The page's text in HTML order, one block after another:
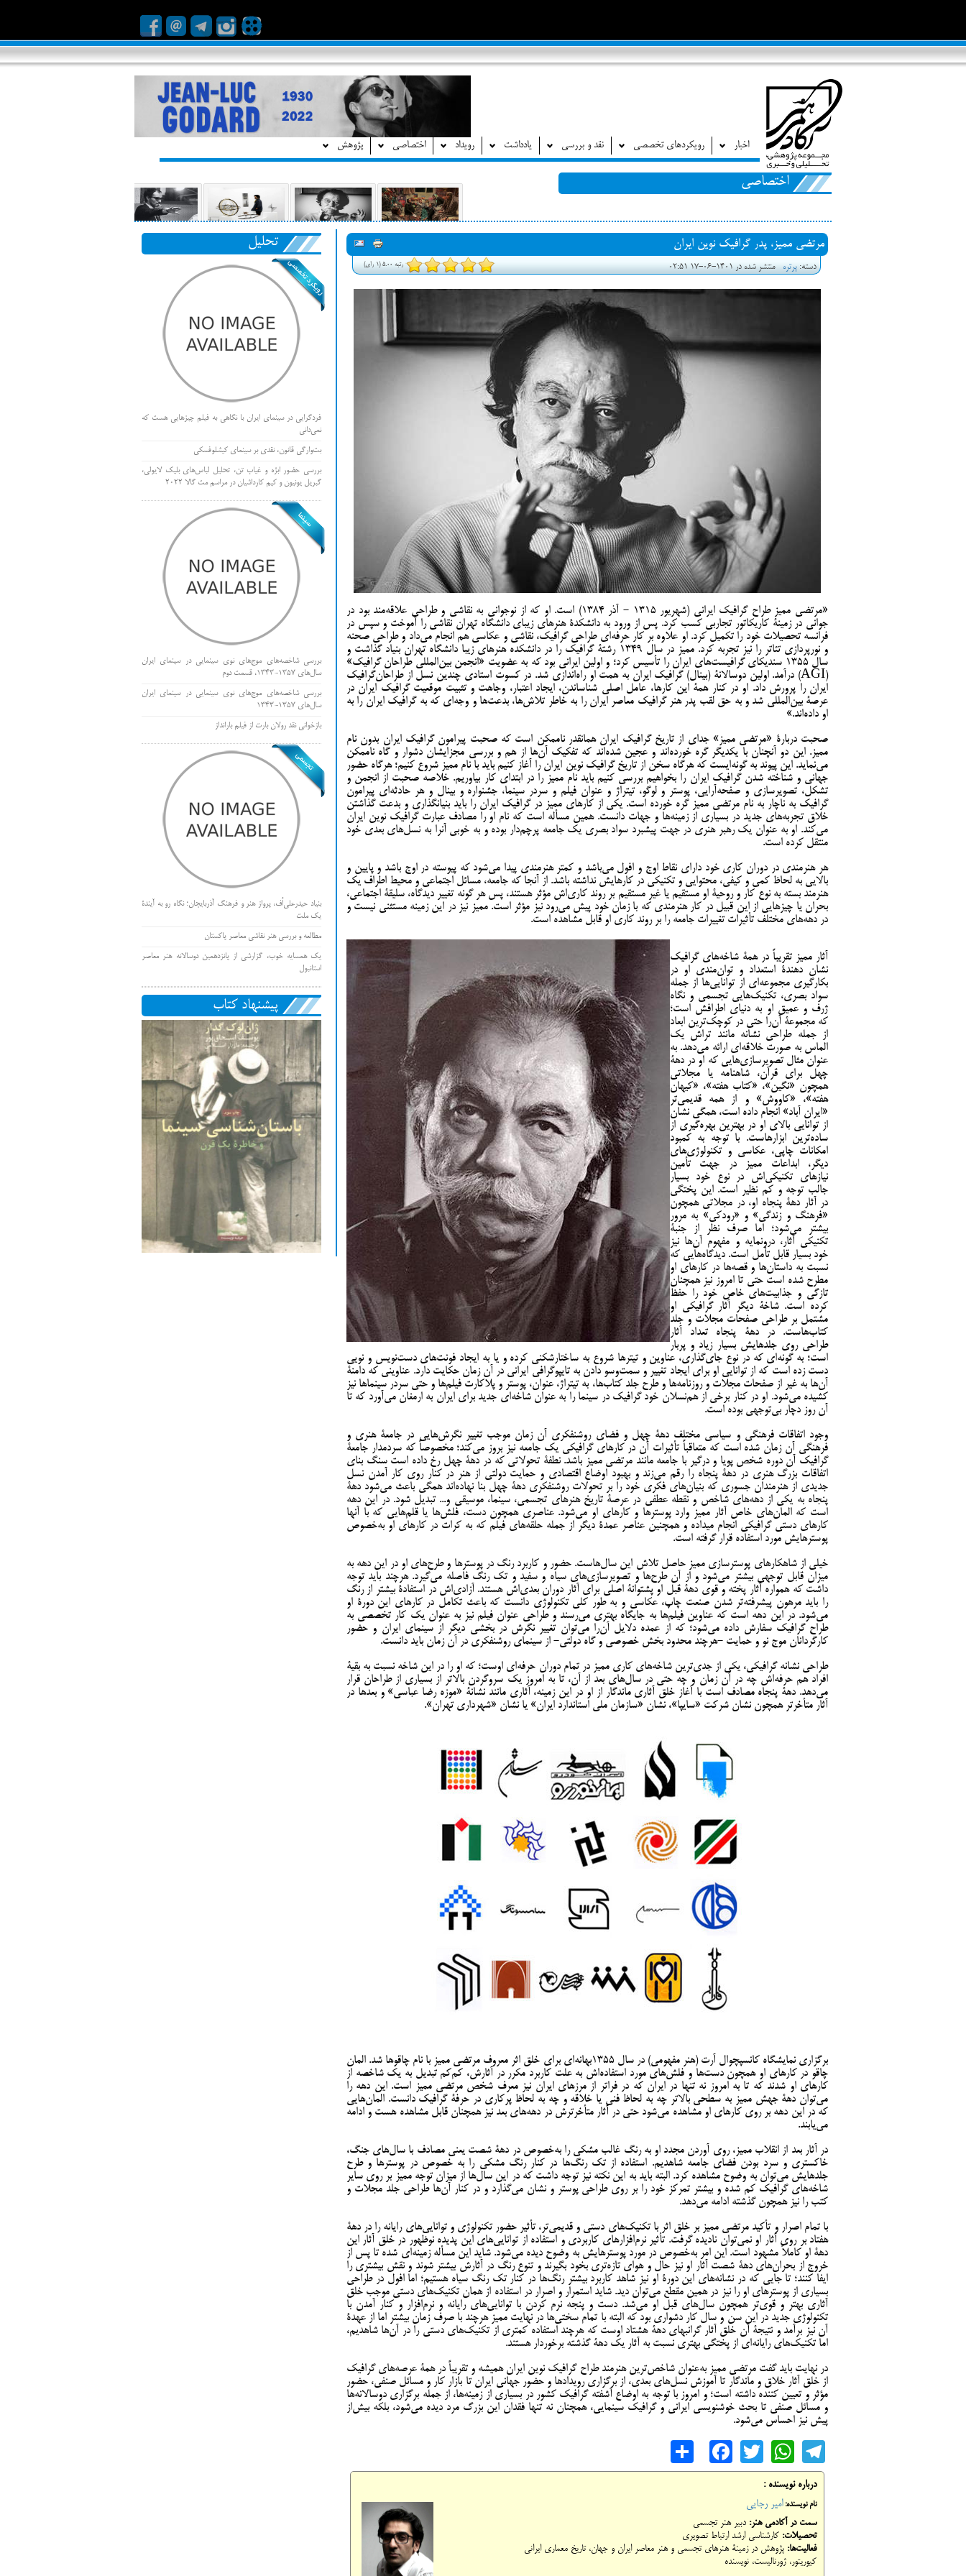
اخبار رویکردهای تخصصی نقد و بررسی یادداشت رویداد اختصاصی پژوهش
اختصاصی
مرتضی ممیز، پدر گرافیک نوین ایران
رتبه 5.00 (1 رای) دسته:پرتره منتشر شده در 1401-06-17 02:51
«مرتضی ممیز طراح گرافیک ایرانی (شهریور 1315 - آذر 1384) است. او که از نوجوانی به نقاشی و طراحی علاقه‌مند بود در
جوانی در زمینۀ کاریکاتور تجاربی کسب کرد. پس از ورود به دانشکدۀ هنرهای زیبای دانشگاه تهران نقاشی را آموخت و سپس در
فرانسه تحصیلات خود را تکمیل کرد. او علاوه بر کار حرفه‌ای طراحی گرافیک، نقاشی و عکاسی هم انجام می‌داد و طراحی صحنه
و نورپردازی تئاتر را نیز تجربه کرد. ممیز در سال ۱۳۴۹ رشتۀ گرافیک را در دانشکده هنرهای زیبا دانشگاه تهران بنیاد گذاشت و
سال 1355 سندیکای گرافیست‌های ایران را تأسیس کرد؛ و اولین ایرانی بود که به عضویت «انجمن بین‌المللی طراحان گرافیک»
(AGI) درآمد. اولین دوسالانۀ (بینال) گرافیک ایران به همت او راه‌اندازی شد. در کسوت استادی چندین نسل از طراحان‌گرافیک‌
ایران را پرورش داد. او در کنار همۀ این کارها، عامل اصلی شناساندن، ایجاد اعتبار، وجاهت و تثبیت موقعیت گرافیک ایران در
عرصۀ بین‌المللی شد و به حق لقب پدر هنر گرافیک معاصر ایران را به خاطر تلاش‌ها، بدعت‌ها و وجه‌ای که به گرافیک ایران را به
او داده‌اند.»
صحبت دربارۀ «مرتضی مميز» جدای از تاریخ گرافیک ایران همانقدر ناممکن است که صحبت پيرامون گرافيک ايران بدون نام
ممیز. اين دو آنچنان با يکديگر گره خورده‌اند و عجين شده‌اند که تفکيک آن‌ها از هم و بررسی مجزایشان دشوار و گاه ناممکن
می‌نماید. این پیوند به گونه‌ایست که هرگاه سخن از تاريخ گرافيک نوین ايران را آغاز کنيم بايد با نام مميز شروع کنيم؛ هرگاه حضور
جهانی و شناخته شدن گرافيک ايران را بخواهيم بررسی کنيم بايد نام مميز را در ابتدای کار بياوريم. خلاصه صحبت از انجمن و
تشکل، تصويرسازی و صفحه‌آرايی، پوستر و لوگو، تيتراژ و عنوان فيلم و سردر سینما، جشنواره و بينال و هر حادثه‌ای پيرامون
گرافيک به ناچار به نام مرتضی مميز گره خورده است. يکی از کارهای مميز در گرافيک ايران را بايد بنيانگذاری و بدعت گذاشتن
خلاق تجربه‌های جديد در بسياری از زمينه‌ها و جهات دانست. همين مسأله است که نام او را مصادف عبارت گرافيک نوين ايران
مي‌کند. او به عنوان يک رهبر هنری در جهت پيشبرد سواد بصری يک جامعه پرچم‌دار بوده و به خوبی آنرا به نسل‌های بعدی خود
منتقل کرده است.
هر هنرمندی در دوران کاری خود دارای نقاط اوج و افول می‌باشد و کمتر هنرمندی پيدا می‌شود که پيوسته در اوج باشد و پايين و
بالايی به لحاظ کمی و کيفی، محتوايی و تکنيکی در کارهايش نداشته باشد. از آنجا که جامعه، مسائل اجتماعی و محيط اطراف يک
هنرمند بسته به نوع کار و روحيۀ او مستقيم يا غير مستقيم بر روند کاری‌اش مؤثر هستند، پس هر گونه تغيير ديدگاه، سليقۀ اجتماعی،
بحران يا چيزهايی از اين قبيل در کار هنرمندی که با زمان خود پيش مي‌رود نیز مؤثر است. ممیز نیز در این زمینه مستثنی نیست و
در دهه‌های مختلف تأثیرات تغییرات جامعه را بر روند کاری او قابل مشاهده است.
آثار مميز تقریباً در همۀ شاخه‌های گرافيک
نشان دهندۀ استعداد و توان‌مندی او در
بکارگيری مجموعه‌ای از توانایی‌ها از جمله
سواد بصری، تکنيک‌هايی تجسمی و نگاه
ژرف و عمیق او به دنیای اطرافش است؛
که مجموعۀ آن‌را حتی در کوچک‌ترین ابعاد
از جمله طراحی نشانه مانند تراش یک
الماس به صورت خلاقه‌ای ارائه می‌دهد. به
عنوان مثال تصويرسازی‌هايی که او در دهۀ
چهل برای قرآن، شاهنامه يا مجلاتی
همچون «نگين»، «کتاب هفته»، «کيهان
هفته»، «کاووش» و از همه قديمي‌تر
«ايران آباد» انجام داده است، همگی نشان
از توانايی بالای او در بهترین بهره‌گيری از
ساده‌ترين ابزارهاست. با توجه به کمبود
امکانات چاپی، عکاسی و تکنولوژی‌های
ديگر، ابداعات مميز در جهت تأمين
نيازهای تکنيکی‌اش در نوع خود بسيار
جالب توجه و کم‌ نظير است. اين پختگی
در آثار دهۀ پنجاه او، در مجلاتی همچون
«فرهنگ و زندگی» و «رودکی» به مرور
بيشتر می‌شود؛ اما صرف نظر از جنبۀ
تکنيکی آثار، درونمايه و مفهوم آن‌ها نيز
خود بسيار قابل تأمل است. ديدگاه‌هايی که
نسبت به داستان‌ها و قصه‌ها در کارهای او
مطرح شده است حتی تا امروز نیز همچنان
تازگی و جذابيت‌های خاص خود را حفظ
کرده است. شاخۀ ديگر آثار گرافيکی او
مشتمل بر طراحی صفحات مجلات و جلد
کتاب‌هاست. در دهۀ پنجاه تعداد آثار
طراحی روی جلدهايش بسیار زیاد و پربار
است؛ به گونه‌ای که در نوع جاي‌گذاری، عناوين و تيترها شروع به ساختارشکنی کرده و يا به ايجاد فونت‌های دست‌نویس و نويی
دست زده است که از توانايی او برای ايجاد تغییر و سمت‌وسو دادن به تايپوگرافی ايرانی در آن زمان حکایت دارد. عناوينی که دامنۀ
آن‌ها به غير از صفحات مجلات و روزنامه‌ها و طرح جلد کتاب‌ها، به تيتراژ، عنوان، پوستر و پلاکارت فيلم‌ها و حتی سردر سينماها نيز
کشيده می‌شود. او در کنار برخی از هم‌نسلان خود گرافيک در سينما را به عنوان شاخه‌ای جديد برای ايران به ارمغان مي‌آورد که تا
آن روز دچار بی‌توجهی بوده است.
وجود اتفاقات فرهنگی و سياسی مختلف دهۀ چهل و فضای روشنفکری آن زمان موجب تغيير نگرش‌هايی در جامعۀ هنری و
فرهنگی آن زمان شده است که متعاقباً تأثيرات آن در کارهای گرافيکی يک جامعه نيز بروز مي‌کند؛ مخصوصاً که سردمدار جامعۀ
گرافيک آن دوره شخص پويا و درگير با جامعه مانند مرتضی مميز باشد. نطفۀ تحولاتی که در دهۀ چهل رخ داده است سنگ بنای
اتفاقات بزرگ هنری در دهۀ پنجاه را رقم می‌زند و بهبود اوضاع اقتصادی و حمایت دولتی از هنر در کنار روی کار آمدن نسل
جدیدی از هنرمندان جسوری که بنیان‌های فکری خود را بر تحولات روشنفکری دهۀ چهل بنا نهاده‌اند همگی باعث می‌شود دهۀ
پنجاه به یکی از دهه‌های شاخص و نقطه عطفی در عرصۀ تاریخ هنرهای تجسمی، سینما، موسیقی و... تبدیل شود. در اين دهه
است که المان‌های خاص آثار مميز وارد پوسترها و کارهای او می‌شود. عناصری همچون دست، فلش‌ها یا قلم‌هايی که با آنها
کارهای دستی گرافيکی انجام ميداده و همچنين عناصر عمدۀ ديگر از جمله حلقه‌های فيلم که به کرات در کارهای او به‌خصوص
پوسترهایش مورد استفاده قرار گرفته است.
خيلی از شاهکارهای پوسترسازی مميز حاصل تلاش اين سال‌هاست. حضور و کاربرد رنگ در پوسترها و طرح‌های او در اين دهه به
ميزان قابل توجهی بيشتر مي‌شود و از آن طرح‌ها و تصويرسازی‌های سياه و سفيد و تک رنگ فاصله مي‌گيرد. هرچند باید توجه
داشت که همواره آثار پخته و قوی دهۀ قبل او پشتوانۀ اصلی برای آثار دوران بعدی‌اش هستند. آزادی‌اش در استفادۀ بيشتر از رنگ
را بايد مرهون پيشرفته‌تر شدن صنعت چاپ، عکاسی و به طور کلی تکنولوژی دانست که باعث تکامل در کارهای اين دورۀ او
می‌شود. در اين دهه است که عناوين فيلم‌ها به جايگاه بهتری می‌رسند و طراحی عنوان فيلم نيز به عنوان يک کار تخصصی به
طراح گرافیک سفارش داده می‌شود؛ که از عمده دلايل آن‌را می‌توان تغيير نگرش در بخشی دیگر از سينمای ايران و حضور
کارگردانان موج نو و حمایت -هرچند محدود بخش خصوصی و گاه دولتی- از سینمای روشنفکری در آن زمان باید دانست.
طراحی نشانه گرافیکی، يکی از جدی‌ترين شاخه‌های کاری مميز در تمام دوران حرفه‌ای اوست؛ که او را در اين شاخه نسبت به بقيۀ
افراد هم حرفه‌اش چه در آن زمان و چه حتی در سال‌های بعد از آن، تا به امروز يک سروگردن بالاتر از بسیاری از طراحان قرار
مي‌دهد. دهۀ پنجاه مصادف است با آغاز خلق آثاری ماندگار از او در اين زمينه، آثاری مانند نشانۀ «موزه رضا عباسی» و بعدها در
آثار متأخرتر همچون نشان شرکت «سایپا»، نشان «سازمان ملی استاندارد ایران» یا نشان «شهرداری تهران».
برگزاری نمايشگاه کانسپچوال آرت (هنر مفهومی) در سال 1355بهانه‌ای برای خلق اثر معروف مرتضی مميز با نام چاقوها شد. المان
چاقو در کارهای او همچون دست‌ها و فلش‌های مورد استفاده‌اش به علت کاربرد مکرر در آثارش، کم‌کم تبديل به يک شاخصه از
کارهاي او شدند که تا به امروز نه تنها در ايران که در فراتر از مرزهای ايران نيز معرف شخص مرتضی مميز است. این دهه را
می‌توان دهۀ جهش مميز به سطحی بالاتر چه به لحاظ فنی یا خلاقه و چه به لحاظ پرکاری در حرفۀ گرافيک دانست. المان‌هایی
که در اين دهه بر روی کارهای او مشاهده می‌شود حتی در آثار متأخرترش در دهه‌های بعد نیز همچنان قابل مشاهده هست و ادامه
می‌یابند.
در آثار بعد از انقلاب مميز، روی آوردن مجدد او به رنگ غالب مشکی را به‌خصوص در دهۀ شصت يعنی مصادف با سال‌های جنگ،
خاکستری و سرد بودن فضای جامعه شاهديم. استفاده از تک رنگ‌ها در کنار رنگ مشکی را به خصوص در پوسترها و طرح
جلدهايش می‌توان به وضوح مشاهده کرد. البته بايد به اين نکته نيز توجه داشت که در اين سال‌ها از ميزان توجه مميز بر روی ساير
شاخه‌های گرافيک کم شده و بيشتر تمرکز خود را بر روی طراحی پوستر و نشان می‌گذارد و در کنار آن‌ها طراحی جلد مجلات و
کتب را نيز همچون گذشته ادامه می‌دهد.
با تمام اصرار و تأکيد مرتضی مميز بر خلق اثر با تکنيک‌های دستی و قدیمی‌تر، تأثير حضور تکنولوژی و توانایی‌های رایانه را در دهۀ
هفتاد بر روی آثار او نمی‌توان ناديده گرفت. تأثير نرم‌افزارهای کاربردی و استفاده از توانايی‌های این پدیده نوظهور در خلق آثار اين
دهۀ او کاملاً مشهود است. اين امر به‌خصوص در مورد پوسترهايش به وضوح ديده می‌شود. شايد اين مسأله زمينه‌ای شده تا پس از
خروج از بحران‌های دهۀ شصت آثار او نيز حال و هوای تازه‌تری بخود بگيرند و تنوع رنگ در آثارش بيشتر شوند و نقش بيشتری را
ايفا کنند؛ تا جايي که در نشانه‌های اين دورۀ او نيز شاهد کاربرد بيشتر رنگ‌ها در کنار تک رنگ سياه هستيم؛ اما افول در طراحی
بسياری از پوسترهای او را نيز در همین مقطع می‌توان ديد. شايد استمرار و اصرار در استفاده از همان تکنيک‌های دستی موجب خلق
آثاری بهتر و قوی‌تر همچون سال‌های قبل او می‌شد. دست و پنجه نرم کردن با توانایی‌های رایانه و نرم‌افزار و کنار آمدن با
تکنولوژی جديد در اين سن و سال کار دشواری بود که البته با تمام سختی‌ها در نهايت مميز هرچند با صرف زمان بیشتر اما از عهدۀ
آن نیز برآمد و نتيجۀ آن خلق آثار گرانبهای دهۀ هشتاد اوست که هرچند استفاده کمتری از تکنيک‌های دستی را در آن‌ها شاهدیم،
اما تکنيک‌های رایانه‌ای از پختگی بهتری نسبت به آثار یک دهۀ گذشته برخوردار هستند.
در نهایت باید گفت مرتضی ممیز به‌عنوان شاخص‌ترین هنرمند طراح گرافیک نوین ایران همیشه و تقریباً در همۀ عرصه‌های گرافیک
از خلق آثار خلاق و ماندگار تا آموزش نسل‌های بعدی، از برگزاری رویدادها و حضور جهانی ایران تا بازار کار و مسائل صنفی، حضور
مؤثر و تعیین کننده داشته است؛ و امروز با توجه به اوضاع آشفته گرافیک کشور در بسیاری از زمینه‌ها، از جمله برگزاری دوسالانه‌ها
و مسائل صنفی تا بحث خوشنویسی ایرانی و گرافیک سینمایی، همچنان نه تنها فقدان این بزرگ مرد دیده می‌شود، بلکه بیش‌از
پیش نیز احساس می‌شود.
Telegram
WhatsApp
Twitter
Facebook
درباره نویسنده :
نام نویسنده: امیر رجایی
سمت در آکادمی هنر: دبیر هنر تجسمی
تحصیلات: کارشناسی ارشد ارتباط تصویری
فعالیت‌ها: پژوهش در زمینۀ هنرهای تجسمی و هنر معاصر ایران و جهان، تاریخ معماری ایرانی
کیوریتور، ژورنالیست، نویسنده
تحلیل
فردگرایی در سینمای ایران با نگاهی به فیلم چیزهایی هست که
نمی‌دانی
بت‌وارگی قانون، نقدی بر سینمای کیشلوفسکی
بررسی حضور ابژه و غیاب تن، تحلیل لباس‌های بلیک لایولی،
گبریل یونیون و کیم کارداشیان در مراسم مت گالا ۲۰۲۲
بررسی شاخصه‌های موج‌های نوی سینمایی در سینمای ایران
سال‌های 1357-1343، قسمت دوم
بررسی شاخصه‌های موج‌های نوی سینمایی در سینمای ایران
سال‌های 1357-1343
بازخوانی نقد رولان بارت از فیلم بارانداز
بنیاد حیدرعلی‌اُف، پرواز هنر و فرهنگ آذربایجان؛ نگاه رو به آیندۀ
یک ملت
مطالعه و بررسی هنر نقاشی معاصر پاکستان
یک همسایه خوب، گزارشی از پانزدهمین دوسالانه هنر معاصر
استانبول
پیشنهاد کتاب